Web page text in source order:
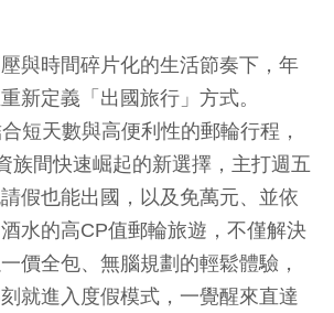
時間碎片化的生活節奏下，年
新定義「出國旅行」方式。
短天數與高便利性的郵輪行程，
族間快速崛起的新選擇，主打週五
假也能出國，以及免萬元、並依
水的高CP值郵輪旅遊，不僅解決
價全包、無腦規劃的輕鬆體驗，
就進入度假模式，一覺醒來直達